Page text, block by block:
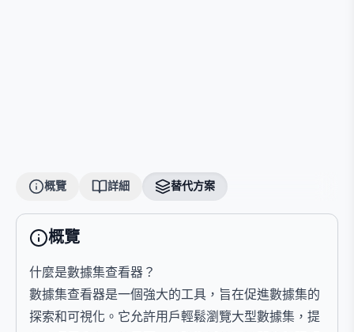
概覽 詳細 替代方案
概覽
什麼是數據集查看器？
數據集查看器是一個強大的工具，旨在促進數據集的
探索和可視化。它允許用戶輕鬆瀏覽大型數據集，提